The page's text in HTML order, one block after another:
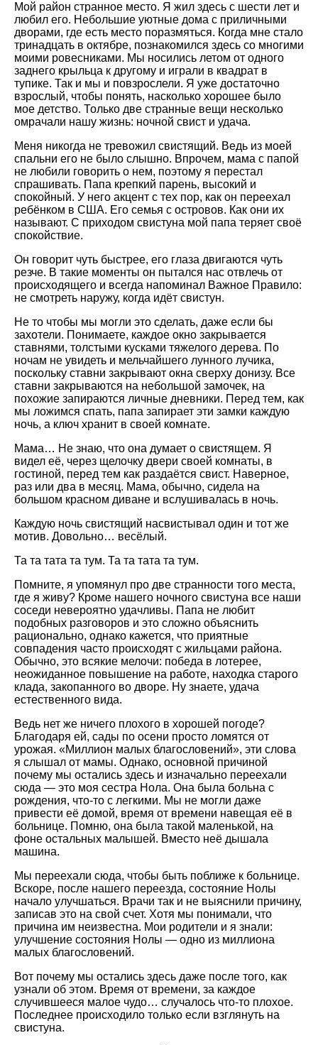
Мой район странное место. Я жил здесь с шести лет и
любил его. Небольшие уютные дома с приличными
дворами, где есть место поразмяться. Когда мне стало
тринадцать в октябре, познакомился здесь со многими
моими ровесниками. Мы носились летом от одного
заднего крыльца к другому и играли в квадрат в
тупике. Так и мы и повзрослели. Я уже достаточно
взрослый, чтобы понять, насколько хорошее было
мое детство. Только две странные вещи несколько
омрачали нашу жизнь: ночной свист и удача.
Меня никогда не тревожил свистящий. Ведь из моей
спальни его не было слышно. Впрочем, мама с папой
не любили говорить о нем, поэтому я перестал
спрашивать. Папа крепкий парень, высокий и
спокойный. У него акцент с тех пор, как он переехал
ребёнком в США. Его семья с островов. Как они их
называют. С приходом свистуна мой папа теряет своё
спокойствие.
Он говорит чуть быстрее, его глаза двигаются чуть
резче. В такие моменты он пытался нас отвлечь от
происходящего и всегда напоминал Важное Правило:
не смотреть наружу, когда идёт свистун.
Не то чтобы мы могли это сделать, даже если бы
захотели. Понимаете, каждое окно закрывается
ставнями, толстыми кусками тяжелого дерева. По
ночам не увидеть и мельчайшего лунного лучика,
поскольку ставни закрывают окна сверху донизу. Все
ставни закрываются на небольшой замочек, на
похожие запираются личные дневники. Перед тем, как
мы ложимся спать, папа запирает эти замки каждую
ночь, а ключ хранит в своей комнате.
Мама… Не знаю, что она думает о свистящем. Я
видел её, через щелочку двери своей комнаты, в
гостиной, перед тем как раздаётся свист. Наверное,
раз или два в месяц. Мама, обычно, сидела на
большом красном диване и вслушивалась в ночь.
Каждую ночь свистящий насвистывал один и тот же
мотив. Довольно… весёлый.
Та та тата та тум. Та та тата та тум.
Помните, я упомянул про две странности того места,
где я живу? Кроме нашего ночного свистуна все наши
соседи невероятно удачливы. Папа не любит
подобных разговоров и это сложно объяснить
рационально, однако кажется, что приятные
совпадения часто происходят с жильцами района.
Обычно, это всякие мелочи: победа в лотерее,
неожиданное повышение на работе, находка старого
клада, закопанного во дворе. Ну знаете, удача
естественного вида.
Ведь нет же ничего плохого в хорошей погоде?
Благодаря ей, сады по осени просто ломятся от
урожая. «Миллион малых благословений», эти слова
я слышал от мамы. Однако, основной причиной
почему мы остались здесь и изначально переехали
сюда — это моя сестра Нола. Она была больна с
рождения, что-то с легкими. Мы не могли даже
привести её домой, время от времени навещая её в
больнице. Помню, она была такой маленькой, на
фоне остальных малышей. Вместо неё дышала
машина.
Мы переехали сюда, чтобы быть поближе к больнице.
Вскоре, после нашего переезда, состояние Нолы
начало улучшаться. Врачи так и не выяснили причину,
записав это на свой счет. Хотя мы понимали, что
причина им неизвестна. Мои родители и я знали:
улучшение состояния Нолы — одно из миллиона
малых благословений.
Вот почему мы остались здесь даже после того, как
узнали об этом. Время от времени, за каждое
случившееся малое чудо… случалось что-то плохое.
Последнее происходило только если взглянуть на
свистуна.